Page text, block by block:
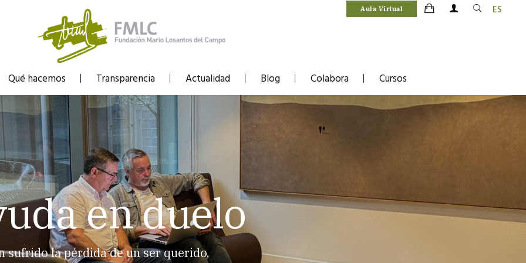
ES
Aula Virtual
Qué hacemos Transparencia Actualidad Blog Colabora Cursos
sufrido la pérdida de un ser querido,
en duelo